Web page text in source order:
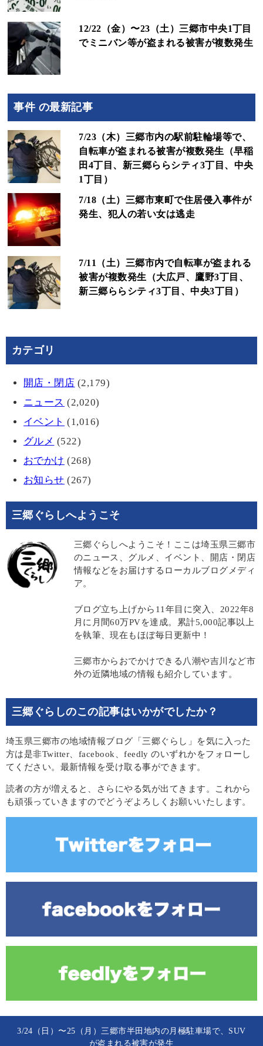
12/22（金）〜23（土）三郷市中央1丁目
でミニバン等が盗まれる被害が複数発生
事件 の最新記事
7/23（木）三郷市内の駅前駐輪場等で、
自転車が盗まれる被害が複数発生（早稲
田4丁目、新三郷ららシティ3丁目、中央
1丁目）
7/18（土）三郷市東町で住居侵入事件が
発生、犯人の若い女は逃走
7/11（土）三郷市内で自転車が盗まれる
被害が複数発生（大広戸、鷹野3丁目、
新三郷ららシティ3丁目、中央3丁目）
カテゴリ
開店・閉店 (2,179)
ニュース (2,020)
イベント (1,016)
グルメ (522)
おでかけ (268)
お知らせ (267)
三郷ぐらしへようこそ
三郷ぐらしへようこそ！ここは埼玉県三郷市
のニュース、グルメ、イベント、開店・閉店
情報などをお届けするローカルブログメディ
ア。
ブログ立ち上げから11年目に突入、2022年8
月に月間60万PVを達成。累計5,000記事以上
を執筆、現在もほぼ毎日更新中！
三郷市からおでかけできる八潮や吉川など市
外の近隣地域の情報も紹介しています。
三郷ぐらしのこの記事はいかがでしたか？
埼玉県三郷市の地域情報ブログ「三郷ぐらし」を気に入った
方は是非Twitter、facebook、feedly のいずれかをフォローし
てください。最新情報を受け取る事ができます。
読者の方が増えると、さらにやる気が出てきます。これから
も頑張っていきますのでどうぞよろしくお願いいたします。
3/24（日）〜25（月）三郷市半田地内の月極駐車場で、SUV
が盗まれる被害が発生